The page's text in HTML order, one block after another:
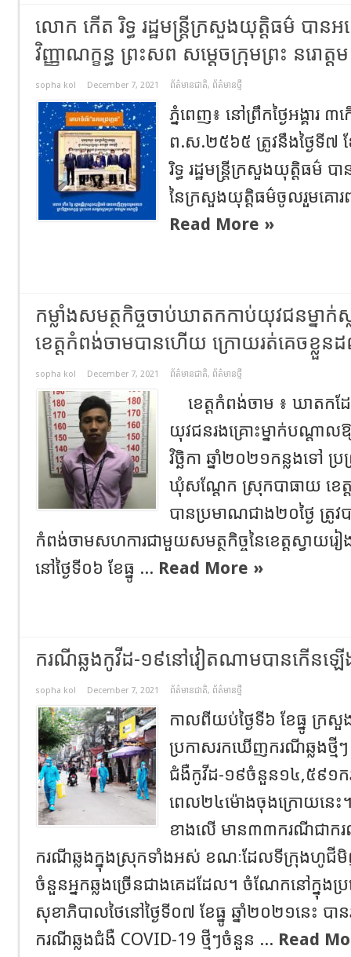
លោក កើត រិទ្ធ រដ្ឋមន្ត្រីក្រសួងយុត្តិធម៌ បាន
វិញ្ញាណក្ខន្ធ ព្រះសព សម្តេចក្រុមព្រះ នរោត្ត
sopha kol December 7, 2021 ព័ត៌មានជាតិ, ព័ត៌មានថ្មី
ភ្នំពេញ៖ នៅព្រឹកថ្ងៃអង្គារ ៣
ព.ស.២៥៦៥ ត្រូវនឹងថ្ងៃទី៧
រិទ្ធ រដ្ឋមន្ត្រីក្រសួងយុត្តិធម៌
នៃក្រសួងយុត្តិធម៌ចូលរួមគោរព
Read More »
កម្លាំងសមត្ថកិច្ចចាប់ឃាតកកាប់យុវជនម្នា
ខេត្តកំពង់ចាម​បានហេីយ​ ក្រោយរត់គេចខ្លួនដ
sopha kol December 7, 2021 ព័ត៌មានជាតិ, ព័ត៌មានថ្មី
ខេត្ត​កំពង់ចាម​ ៖​ ឃាតកដែ
យុវជនរងគ្រោះម្នាក់បណ្តាល
វិច្ឆិកា ឆ្នាំ​២០២១​កន្លងទៅ ប្រ
ឃុំសណ្តែក ស្រុកបាធាយ ខេត្
បាន​ប្រមាណជាង២០ថ្ងៃ​ ត្រូវ​ប
កំពង់ចាម​សហ​ការ​ជាមួយ​សមត្ថកិច្ច​នៃខេត្ត​ស្វាយរ
នៅថ្ងៃទី០៦ ខែធ្នូ ... Read More »
ករណីឆ្លងកូវីដ-១៩នៅវៀតណាមបានកើនឡើ
sopha kol December 7, 2021 ព័ត៌មានជាតិ, ព័ត៌មានថ្មី
កាលពីយប់ថ្ងៃទី៦ ខែធ្នូ ក្
ប្រកាសរកឃើញករណីឆ្លងថ្មីៗ
ជំងឺកូវីដ-១៩ចំនួន១៤,៥៩១ក
ពេល២៤ម៉ោងចុងក្រោយនេះ
ខាងលើ មាន៣៣ករណីជាក
ករណីឆ្លងក្នុងស្រុកទាំងអស់ ខណៈដែលទីក្រុងហូជីមិ
ចំនួនអ្នកឆ្លងច្រើនជាងគេដដែល។ ចំណែកនៅក្នុង
សុខាភិបាលថៃនៅថ្ងៃទី០៧ ខែធ្នូ ឆ្នាំ២០២១នេះ ប
ករណីឆ្លងជំងឺ COVID-19 ថ្មីៗចំនួន ... Read